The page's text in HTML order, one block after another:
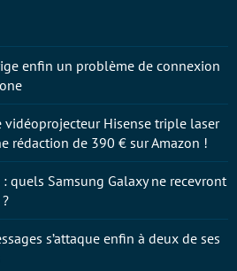
enfin un problème de connexion
vidéoprojecteur Hisense triple laser
rédaction de 390 € sur Amazon !
quels Samsung Galaxy ne recevront
s’attaque enfin à deux de ses